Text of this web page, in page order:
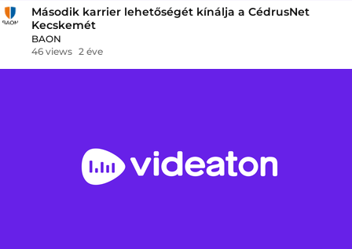
Második karrier lehetőségét kínálja a CédrusNet
Kecskemét
BAON
46 views 2 éve